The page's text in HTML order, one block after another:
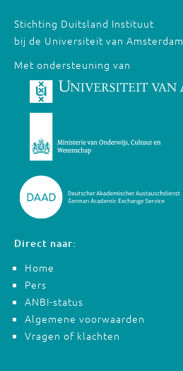
Stichting Duitsland Instituut
bij de Universiteit van Amsterdam
Met ondersteuning van
Direct naar:
Home
Pers
ANBI-status
Algemene voorwaarden
Vragen of klachten